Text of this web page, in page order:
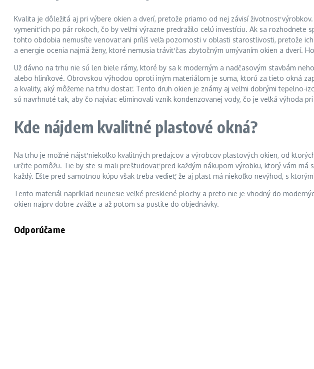
Kvalita je dôležitá aj pri výbere okien a dverí, pretože priamo od nej závisí životnosť
vymeniť ich po pár rokoch, čo by veľmi výrazne predražilo celú investíciu. Ak sa rozhodnete
tohto obdobia nemusíte venovať ani príliš veľa pozornosti v oblasti starostlivosti, pretože
a energie ocenia najmä ženy, ktoré nemusia tráviť čas zbytočným umývaním okien a dverí.
Už dávno na trhu nie sú len biele rámy, ktoré by sa k moderným a nadčasovým stavbám
alebo hliníkové. Obrovskou výhodou oproti iným materiálom je suma, ktorú za tieto okná
a kvality, aký môžeme na trhu dostať. Tento druh okien je známy aj veľmi dobrými
sú navrhnuté tak, aby čo najviac eliminovali vznik kondenzovanej vody, čo je veľká výhoda
Kde nájdem kvalitné plastové okná?
Na trhu je možné nájsť niekoľko kvalitných predajcov a výrobcov plastových okien, od
určite pomôžu. Tie by ste si mali preštudovať pred každým nákupom výrobku, ktorý vám má
každý. Ešte pred samotnou kúpu však treba vedieť, že aj plast má niekoľko nevýhod, s
Tento materiál napríklad neunesie veľké presklené plochy a preto nie je vhodný do
okien najprv dobre zvážte a až potom sa pustite do objednávky.
Odporúčame